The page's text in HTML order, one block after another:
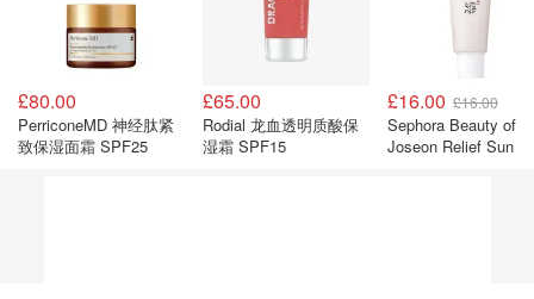
£80.00
PerriconeMD 神经肽紧
致保湿面霜 SPF25
£65.00
Rodial 龙血透明质酸保
湿霜 SPF15
£16.00 £16.00
Sephora Beauty of
Joseon Relief Sun